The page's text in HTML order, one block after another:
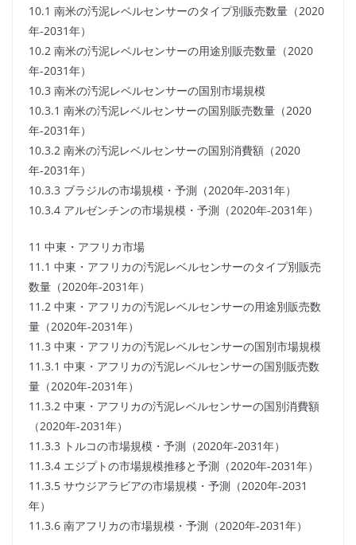
10.1 南米の汚泥レベルセンサーのタイプ別販売数量（2020
年-2031年）
10.2 南米の汚泥レベルセンサーの用途別販売数量（2020
年-2031年）
10.3 南米の汚泥レベルセンサーの国別市場規模
10.3.1 南米の汚泥レベルセンサーの国別販売数量（2020
年-2031年）
10.3.2 南米の汚泥レベルセンサーの国別消費額（2020
年-2031年）
10.3.3 ブラジルの市場規模・予測（2020年-2031年）
10.3.4 アルゼンチンの市場規模・予測（2020年-2031年）
11 中東・アフリカ市場
11.1 中東・アフリカの汚泥レベルセンサーのタイプ別販売
数量（2020年-2031年）
11.2 中東・アフリカの汚泥レベルセンサーの用途別販売数
量（2020年-2031年）
11.3 中東・アフリカの汚泥レベルセンサーの国別市場規模
11.3.1 中東・アフリカの汚泥レベルセンサーの国別販売数
量（2020年-2031年）
11.3.2 中東・アフリカの汚泥レベルセンサーの国別消費額
（2020年-2031年）
11.3.3 トルコの市場規模・予測（2020年-2031年）
11.3.4 エジプトの市場規模推移と予測（2020年-2031年）
11.3.5 サウジアラビアの市場規模・予測（2020年-2031
年）
11.3.6 南アフリカの市場規模・予測（2020年-2031年）